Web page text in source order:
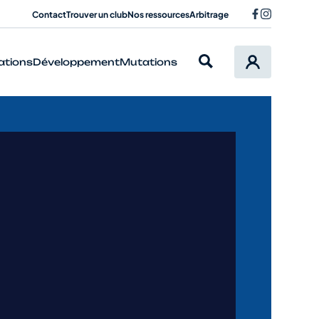
ContactTrouver un clubNos ressourcesArbitrage
DéveloppementMutations